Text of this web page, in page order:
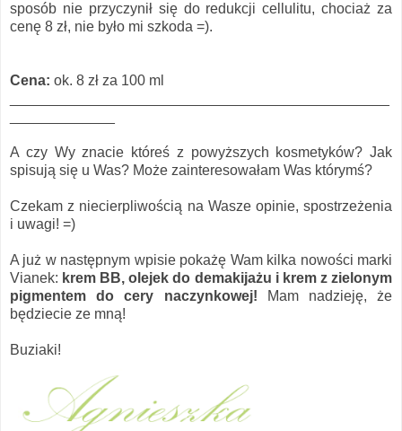
sposób nie przyczynił się do redukcji cellulitu, chociaż za
cenę 8 zł, nie było mi szkoda =).
Cena: ok. 8 zł za 100 ml
A czy Wy znacie któreś z powyższych kosmetyków? Jak
spisują się u Was? Może zainteresowałam Was którymś?
Czekam z niecierpliwością na Wasze opinie, spostrzeżenia
i uwagi! =)
A już w następnym wpisie pokażę Wam kilka nowości marki
Vianek: krem BB, olejek do demakijażu i krem z zielonym
pigmentem do cery naczynkowej!
Mam nadzieję, że
będziecie ze mną!
Buziaki!